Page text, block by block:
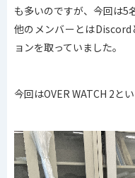
も多いのですが、今回は5
他のメンバーとはDiscord
ョンを取っていました。
今回はOVER WATCH 2と